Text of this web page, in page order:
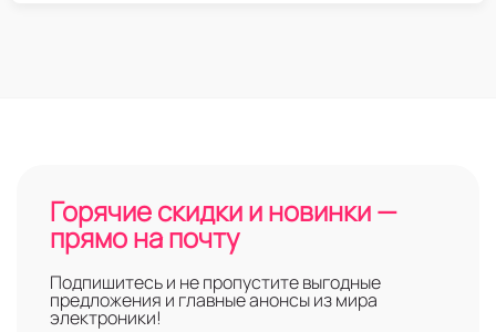
Горячие скидки и новинки —
прямо на почту
Подпишитесь и не пропустите выгодные
предложения и главные анонсы из мира
электроники!